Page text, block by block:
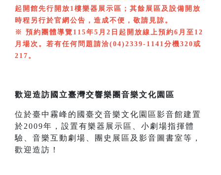
起開館先行開放1樓樂器展示區；其餘展區及設備開放
時程另行於官網公告，造成不便，敬請見諒。
※ 預約團體導覽115年5月2日起開放線上預約6月至12
月場次。若有任何問題請洽(04)2339-1141分機320或
217。
歡迎造訪國立臺灣交響樂團音樂文化園區
位於臺中霧峰的國臺交音樂文化園區影音館建置
於2009年，設置有樂器展示區、小劇場指揮體
驗、音樂互動劇場、團史展區及影音圖書室等，
歡迎造訪！